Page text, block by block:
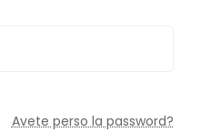
Avete perso la password?